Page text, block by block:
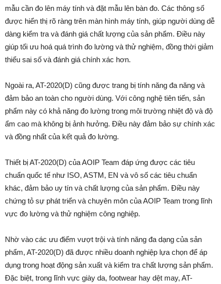
mẫu cần đo lên máy tính và đặt mẫu lên bàn đo. Các thông số
được hiển thị rõ ràng trên màn hình máy tính, giúp người dùng dễ
dàng kiểm tra và đánh giá chất lượng của sản phẩm. Điều này
giúp tối ưu hoá quá trình đo lường và thử nghiệm, đồng thời giảm
thiểu sai số và đánh giá chính xác hơn.
Ngoài ra, AT-2020(D) cũng được trang bị tính năng đa năng và
đảm bảo an toàn cho người dùng. Với công nghệ tiên tiến, sản
phẩm này có khả năng đo lường trong môi trường nhiệt độ và độ
ẩm cao mà không bị ảnh hưởng. Điều này đảm bảo sự chính xác
và đồng nhất của kết quả đo lường.
Thiết bị AT-2020(D) của AOIP Team đáp ứng được các tiêu
chuẩn quốc tế như ISO, ASTM, EN và vô số các tiêu chuẩn
khác, đảm bảo uy tín và chất lượng của sản phẩm. Điều này
chứng tỏ sự phát triển và chuyên môn của AOIP Team trong lĩnh
vực đo lường và thử nghiệm công nghiệp.
Nhờ vào các ưu điểm vượt trội và tính năng đa dạng của sản
phẩm, AT-2020(D) đã được nhiều doanh nghiệp lựa chọn để áp
dụng trong hoạt động sản xuất và kiểm tra chất lượng sản phẩm.
Đặc biệt, trong lĩnh vực giày da, footwear hay dệt may, AT-